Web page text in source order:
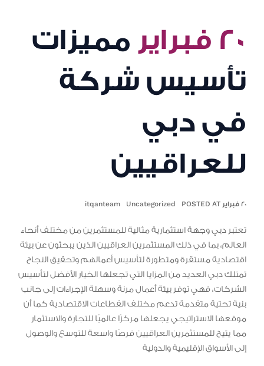
٢٠ فبراير
مميزات
تأسيس شركة
في دبي
للعراقيين
٢٠ فبراير POSTED AT Uncategorized
itqanteam
تعتبر دبي وجهة استثمارية مثالية للمستثمرين من مختلف أنحاء
العالم، بما في ذلك المستثمرين العراقيين الذين يبحثون عن بيئة
اقتصادية مستقرة ومتطورة لتأسيس أعمالهم وتحقيق النجاح
تمتلك دبي العديد من المزايا التي تجعلها الخيار الأفضل لتأسيس
الشركات، فهي توفر بيئة أعمال مرنة وسهلة الإجراءات إلى جانب
بنية تحتية متقدمة تدعم مختلف القطاعات الاقتصادية كما أن
موقعها الاستراتيجي يجعلها مركزًا عالميًا للتجارة والاستثمار
مما يتيح للمستثمرين العراقيين فرصًا واسعة للتوسع والوصول
إلى الأسواق الإقليمية والدولية